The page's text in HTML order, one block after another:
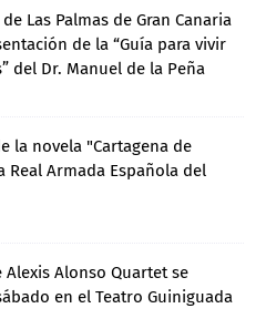
Las Palmas de Gran Canaria
de la “Guía para vivir
del Dr. Manuel de la Peña
la novela "Cartagena de
Real Armada Española del
Alexis Alonso Quartet se
en el Teatro Guiniguada